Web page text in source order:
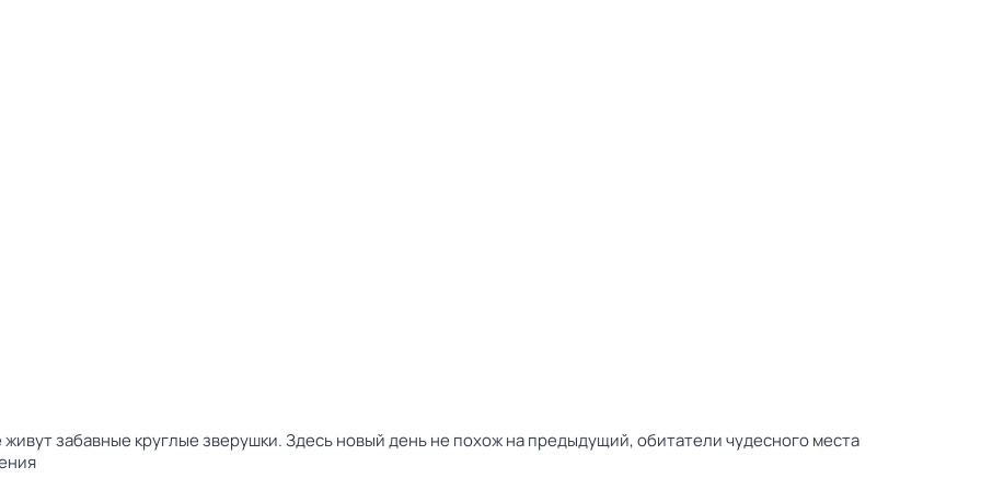
забавные круглые зверушки. Здесь новый день не похож на предыдущий, обитатели чудесного места